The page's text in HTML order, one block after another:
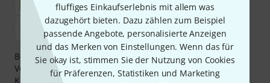
fluffiges Einkaufserlebnis mit allem was
dazugehört bieten. Dazu zählen zum Beispiel
passende Angebote, personalisierte Anzeigen
und das Merken von Einstellungen. Wenn das für
Sie okay ist, stimmen Sie der Nutzung von Cookies
für Präferenzen, Statistiken und Marketing
Bezahlen Sie vertraulich und sicher per Nachnahme,
Vorkasse, PayPal, Amazon Pay, Klarna Sofort bezahlen
Klarna Ratenzahlungoder Kreditkarte.